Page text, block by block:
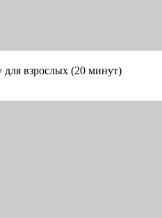
для взрослых (20 минут)